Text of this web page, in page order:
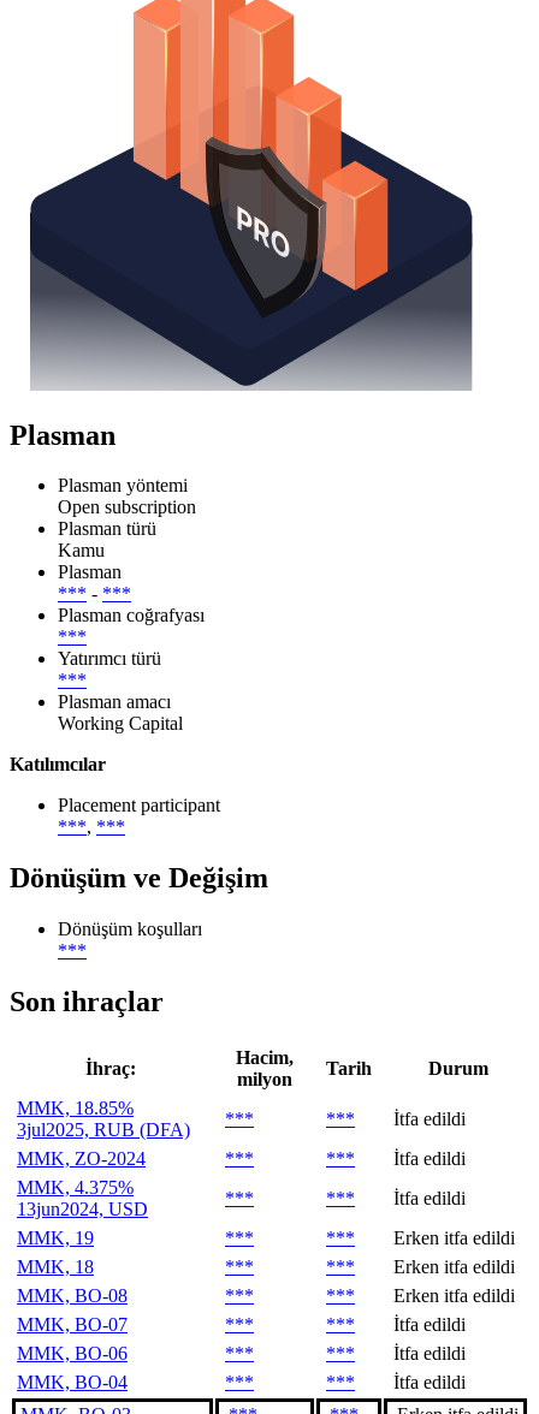
Plasman
Plasman yöntemi
Open subscription
Plasman türü
Kamu
Plasman
*** - ***
Plasman coğrafyası
***
Yatırımcı türü
***
Plasman amacı
Working Capital
Katılımcılar
Placement participant
***, ***
Dönüşüm ve Değişim
Dönüşüm koşulları
***
Son ihraçlar
İhraç:
Hacim,
milyon
Tarih
Durum
MMK, 18.85%
3jul2025, RUB (DFA)
*** ***
İtfa edildi
MMK, ZO-2024
*** ***
İtfa edildi
MMK, 4.375%
13jun2024, USD
*** ***
İtfa edildi
MMK, 19
*** ***
Erken itfa edildi
MMK, 18
*** ***
Erken itfa edildi
MMK, BO-08
*** ***
Erken itfa edildi
MMK, BO-07
*** ***
İtfa edildi
MMK, BO-06
*** ***
İtfa edildi
MMK, BO-04
*** ***
İtfa edildi